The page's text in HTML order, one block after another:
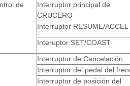
de
Interruptor principal de
CRUCERO
Interruptor RESUME/ACCEL
Interuptor SET/COAST
Interruptor de Cancelación
Interruptor del pedal del
Interruptor de posición del